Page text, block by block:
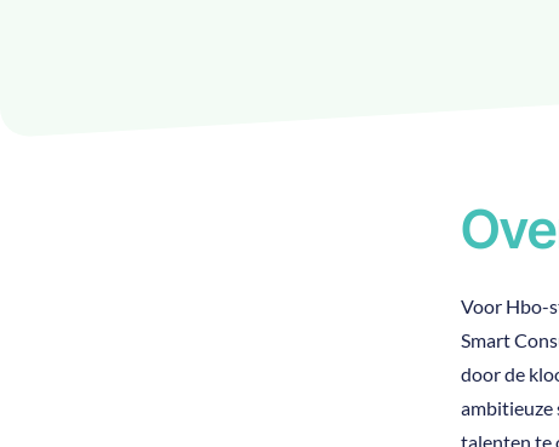
Voor Hbo-
Smart
door de
ambitieuze
talenten te